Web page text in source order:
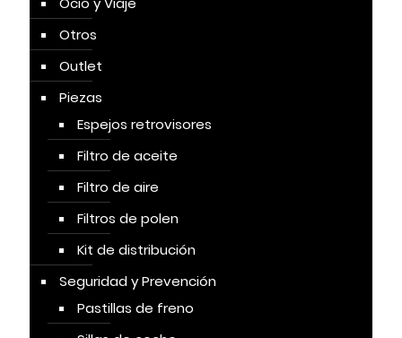
Otros
Outlet
Piezas
Espejos retrovisores
Filtro de aceite
Filtro de aire
Filtros de polen
Kit de distribución
Seguridad y Prevención
Pastillas de freno